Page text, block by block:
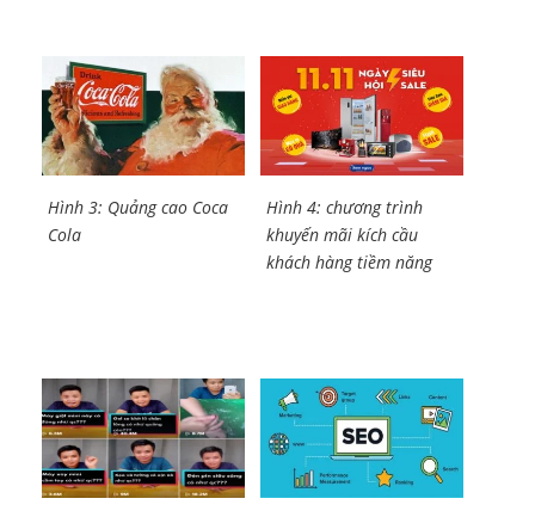
Hình 3: Quảng cao Coca
Cola
Hình 4: chương trình
khuyến mãi kích cầu
khách hàng tiềm năng